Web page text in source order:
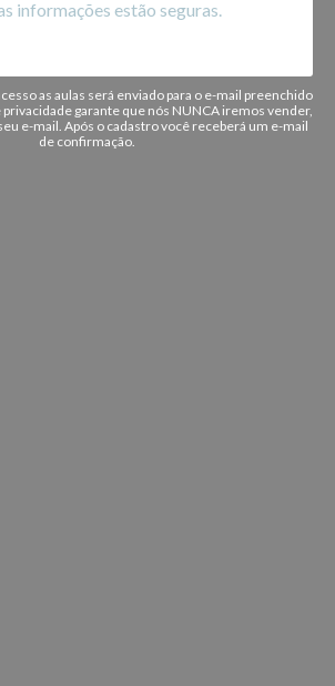
informações estão seguras.
as aulas será enviado para o e-mail preenchido
garante que nós NUNCA iremos vender,
e-mail. Após o cadastro você receberá um e-mail
de confirmação.